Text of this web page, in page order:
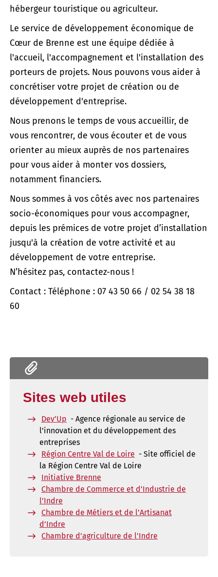
hébergeur touristique ou agriculteur.
Le service de développement économique de
Cœur de Brenne est une équipe dédiée à
l'accueil, l'accompagnement et l'installation des
porteurs de projets. Nous pouvons vous aider à
concrétiser votre projet de création ou de
développement d'entreprise.
Nous prenons le temps de vous accueillir, de
vous rencontrer, de vous écouter et de vous
orienter au mieux auprès de nos partenaires
pour vous aider à monter vos dossiers,
notamment financiers.
Nous sommes à vos côtés avec nos partenaires
socio-économiques pour vous accompagner,
depuis les prémices de votre projet d’installation
jusqu'à la création de votre activité et au
développement de votre entreprise.
N’hésitez pas, contactez-nous !
Contact : Téléphone : 07 43 50 66 / 02 54 38 18
60
Sites web utiles
Dev’Up - Agence régionale au service de
l’innovation et du développement des
entreprises
Région Centre Val de Loire - Site officiel de
la Région Centre Val de Loire
Initiative Brenne
Chambre de Commerce et d’Industrie de
l’Indre
Chambre de Métiers et de l’Artisanat
d’Indre
Chambre d'agriculture de l'Indre